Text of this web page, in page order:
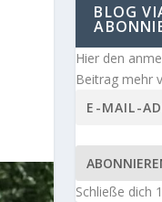
BLOG
Hier den
Beitrag mehr
Schließe dich